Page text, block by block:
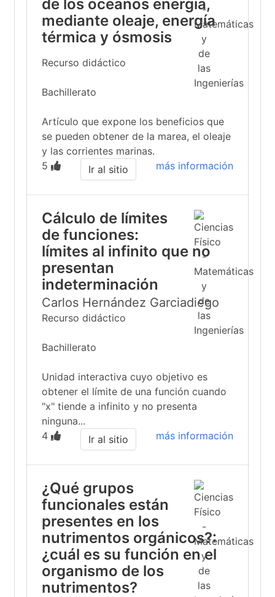
de los océanos energía,
mediante oleaje, energía
térmica y ósmosis
Recurso didáctico
Bachillerato
Artículo que expone los beneficios que
se pueden obtener de la marea, el oleaje
y las corrientes marinas.
5
más información
Ir al sitio
Cálculo de límites
de funciones:
límites al infinito que no
presentan
indeterminación
Carlos Hernández Garciadiego
Recurso didáctico
Bachillerato
Unidad interactiva cuyo objetivo es
obtener el límite de una función cuando
"x" tiende a infinito y no presenta
ninguna...
4
más información
Ir al sitio
¿Qué grupos
funcionales están
presentes en los
nutrimentos orgánicos?:
¿cuál es su función en el
organismo de los
nutrimentos?